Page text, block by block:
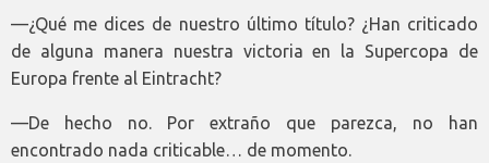
—¿Qué me dices de nuestro último título? ¿Han criticado
de alguna manera nuestra victoria en la Supercopa de
Europa frente al Eintracht?
—De hecho no. Por extraño que parezca, no han
encontrado nada criticable… de momento.